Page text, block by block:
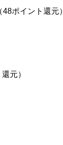
ポイント還元）
元）